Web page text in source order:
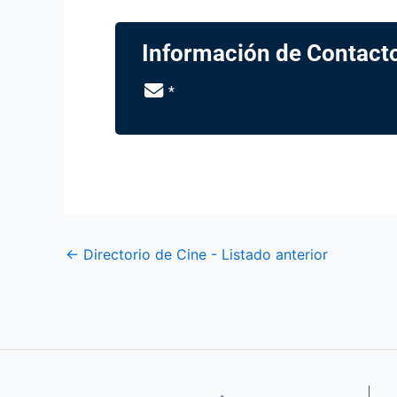
Información de
*
← Directorio de Cine - Listado anterior